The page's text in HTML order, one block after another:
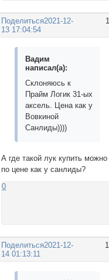
Поделиться2021-12-
13 17:04:54
Вадим
написал(а):
Склоняюсь к
Прайм Логик 31-ых
аксель. Цена как у
Вовкиной
Санлиды))))
А где такой лук купить можно
по цене как у санлиды?
0
Поделиться2021-12-
14 01:13:11